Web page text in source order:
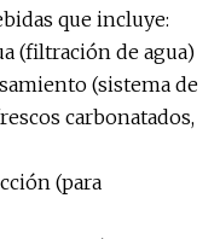
que incluye:
(filtración de agua)
(sistema de
carbonatados,
(para